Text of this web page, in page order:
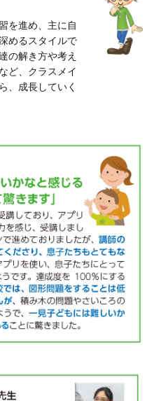
を進め、主に自
めるスタイルで
の解き方や考え
ど、クラスメイ
、成長していく